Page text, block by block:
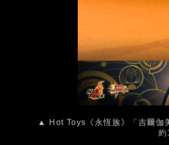
▲ Hot Toys《永恆族》「吉爾伽
約